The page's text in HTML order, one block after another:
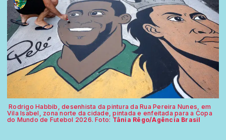
Rodrigo Habbib, desenhista da pintura da Rua Pereira Nunes, em
Vila Isabel, zona norte da cidade, pintada e enfeitada para a Copa
do Mundo de Futebol 2026. Foto: Tânia Rêgo/Agência Brasil